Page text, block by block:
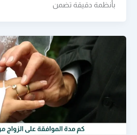
بأنظمة دقيقة تضمن